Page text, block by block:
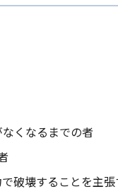
くなるまでの者
破壊することを主